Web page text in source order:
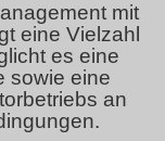
mit
eine Vielzahl
es eine
sowie eine
an